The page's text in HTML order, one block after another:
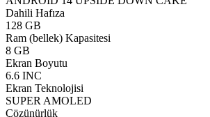
Dahili Hafıza
128 GB
Ram (bellek) Kapasitesi
8 GB
Ekran Boyutu
6.6 INC
Ekran Teknolojisi
SUPER AMOLED
Çözünürlük